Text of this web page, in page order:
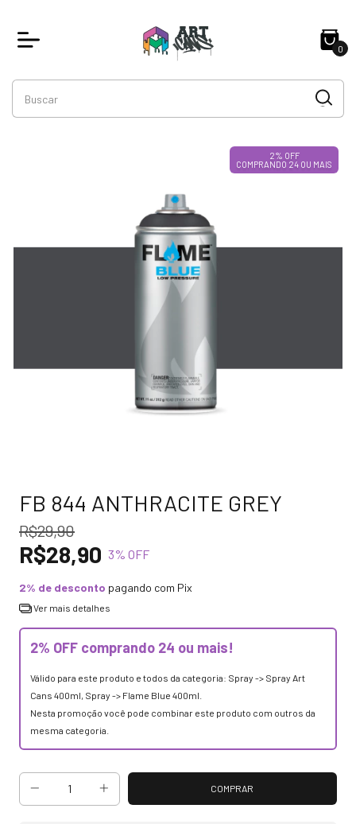
0
2% OFF
COMPRANDO 24 OU MAIS
FB 844 ANTHRACITE GREY
R$29,90
R$28,90 3% OFF
2% de desconto pagando com Pix
Ver mais detalhes
2% OFF comprando 24 ou mais!
Válido para este produto e todos da categoria: Spray -> Spray Art
Cans 400ml, Spray -> Flame Blue 400ml.
Nesta promoção você pode combinar este produto com outros da
mesma categoria.